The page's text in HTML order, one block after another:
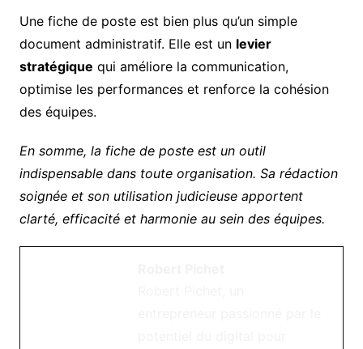
Une fiche de poste est bien plus qu’un simple
document administratif. Elle est un levier
stratégique qui améliore la communication,
optimise les performances et renforce la cohésion
des équipes.
En somme, la fiche de poste est un outil
indispensable dans toute organisation. Sa rédaction
soignée et son utilisation judicieuse apportent
clarté, efficacité et harmonie au sein des équipes.